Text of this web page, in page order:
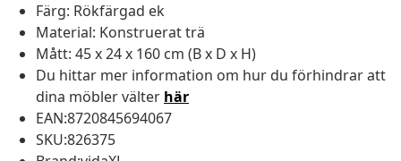
Färg: Rökfärgad ek
Material: Konstruerat trä
Mått: 45 x 24 x 160 cm (B x D x H)
Du hittar mer information om hur du förhindrar att
dina möbler välter här
EAN:8720845694067
SKU:826375